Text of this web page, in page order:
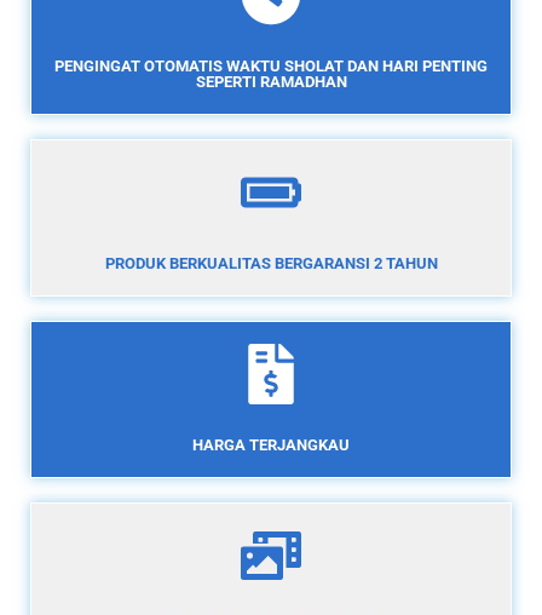
PENGINGAT OTOMATIS WAKTU SHOLAT DAN HARI PENTING
SEPERTI RAMADHAN
PRODUK BERKUALITAS BERGARANSI 2 TAHUN
HARGA TERJANGKAU